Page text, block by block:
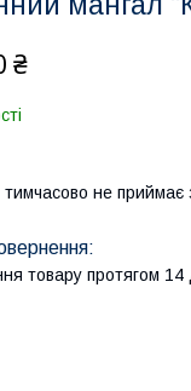
₴
тимчасово не приймає
товару протягом 14